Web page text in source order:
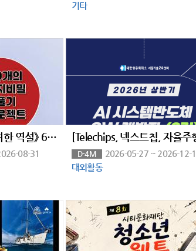
기타
제45회 《문명 그 화려한 역설》 69개의 표지비밀 풀기 프로젝트 공모 (1억고료 문학상
08-31
D-4M
2026-05-27 ~ 2026-12-
대외활동